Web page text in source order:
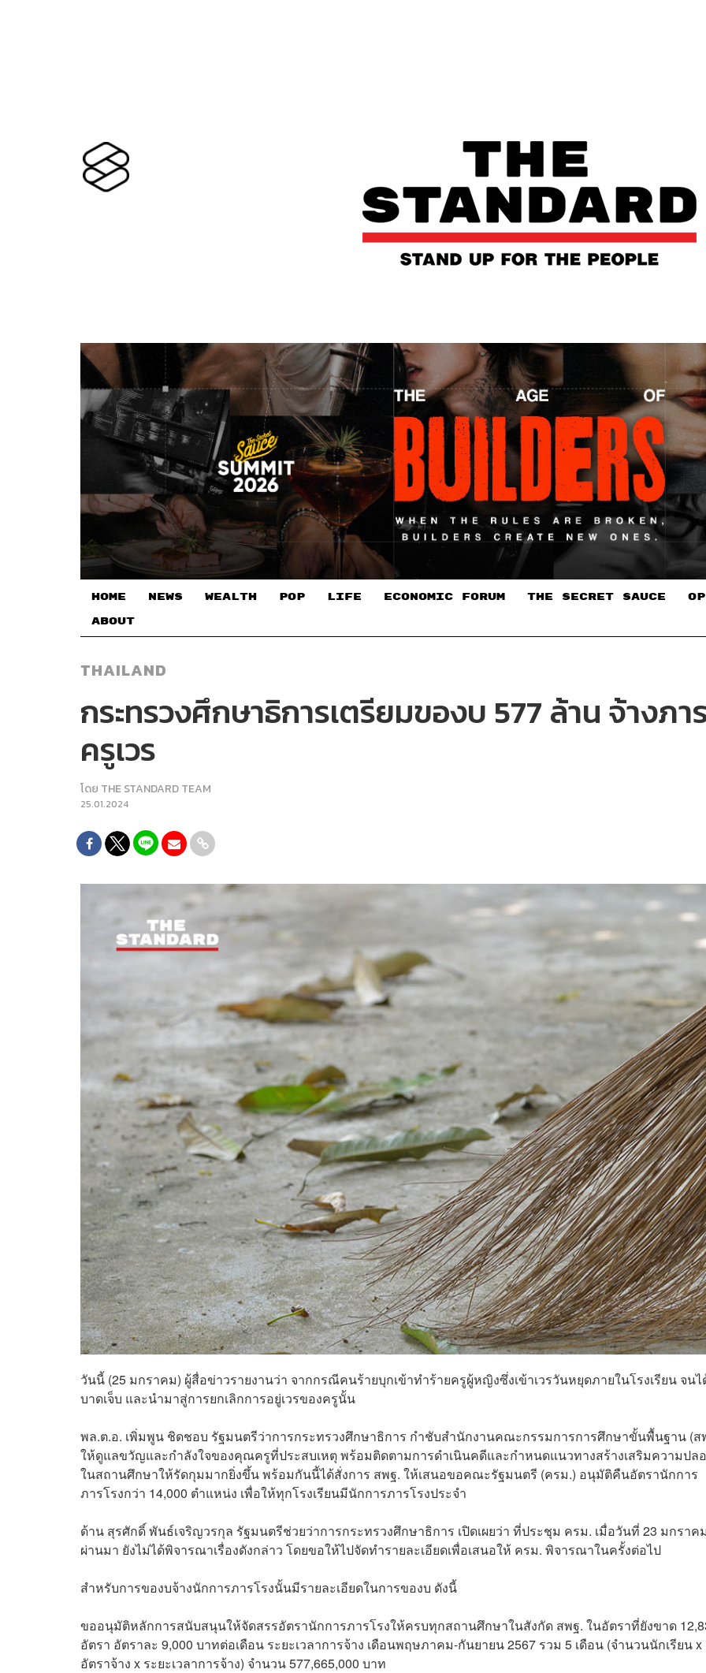
HOME NEWS WEALTH POP LIFE ECONOMIC FORUM THE SECRET SAUCE​
ABOUT
THAILAND
กระทรวงศึกษาธิการเตรียมของบ 577 ล้าน จ้างภ
ครูเวร
โดย THE STANDARD TEAM
25.01.2024
วันนี้ (25 มกราคม) ผู้สื่อข่าวรายงานว่า จากกรณีคนร้ายบุกเข้าทำร้ายครูผู้หญิงซึ่งเข้าเวรวันหยุดภายในโรงเรียน จน
บาดเจ็บ และนำมาสู่การยกเลิกการอยู่เวรของครูนั้น
พล.ต.อ. เพิ่มพูน ชิดชอบ รัฐมนตรีว่าการกระทรวงศึกษาธิการ กำชับสำนักงานคณะกรรมการการศึกษาขั้นพื้นฐาน (ส
ให้ดูแลขวัญและกำลังใจของคุณครูที่ประสบเหตุ พร้อมติดตามการดำเนินคดีและกำหนดแนวทางสร้างเสริมความปล
ในสถานศึกษาให้รัดกุมมากยิ่งขึ้น พร้อมกันนี้ได้สั่งการ สพฐ. ให้เสนอขอคณะรัฐมนตรี (ครม.) อนุมัติคืนอัตรานักการ
ภารโรงกว่า 14,000 ตำแหน่ง เพื่อให้ทุกโรงเรียนมีนักการภารโรงประจำ
ด้าน สุรศักดิ์ พันธ์เจริญวรกุล รัฐมนตรีช่วยว่าการกระทรวงศึกษาธิการ เปิดเผยว่า ที่ประชุม ครม. เมื่อวันที่ 23 มกราค
ผ่านมา ยังไม่ได้พิจารณาเรื่องดังกล่าว โดยขอให้ไปจัดทำรายละเอียดเพื่อเสนอให้ ครม. พิจารณาในครั้งต่อไป
สำหรับการของบจ้างนักการภารโรงนั้นมีรายละเอียดในการของบ ดังนี้
ขออนุมัติหลักการสนับสนุนให้จัดสรรอัตรานักการภารโรงให้ครบทุกสถานศึกษาในสังกัด สพฐ. ในอัตราที่ยังขาด
อัตรา อัตราละ 9,000 บาทต่อเดือน ระยะเวลาการจ้าง เดือนพฤษภาคม-กันยายน 2567 รวม 5 เดือน (จำนวนนักเรียน x
อัตราจ้าง x ระยะเวลาการจ้าง) จำนวน 577,665,000 บาท